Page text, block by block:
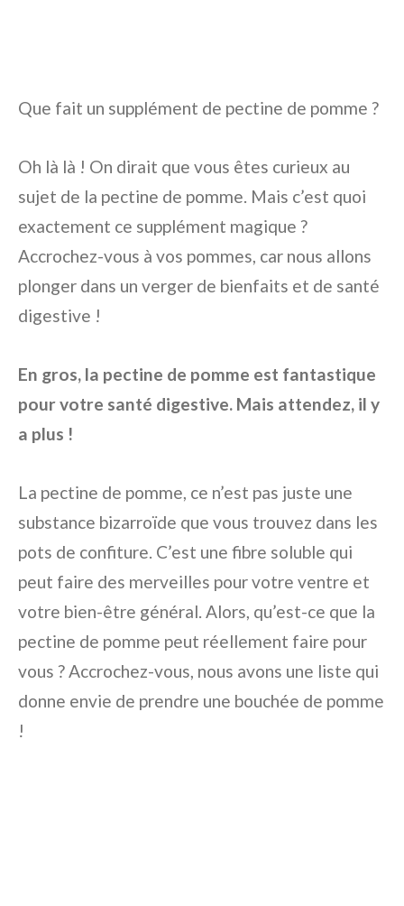
Que fait un supplément de pectine de pomme ?
Oh là là ! On dirait que vous êtes curieux au
sujet de la pectine de pomme. Mais c’est quoi
exactement ce supplément magique ?
Accrochez-vous à vos pommes, car nous allons
plonger dans un verger de bienfaits et de santé
digestive !
En gros, la pectine de pomme est fantastique
pour votre santé digestive. Mais attendez, il y
a plus !
La pectine de pomme, ce n’est pas juste une
substance bizarroïde que vous trouvez dans les
pots de confiture. C’est une fibre soluble qui
peut faire des merveilles pour votre ventre et
votre bien-être général. Alors, qu’est-ce que la
pectine de pomme peut réellement faire pour
vous ? Accrochez-vous, nous avons une liste qui
donne envie de prendre une bouchée de pomme
!